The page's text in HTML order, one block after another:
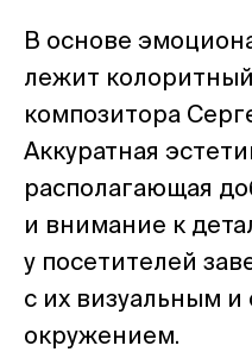
В основе
лежит
композитора
Аккуратная
располагающая
и внимание к
у посетителей
с их визуальным
окружением.